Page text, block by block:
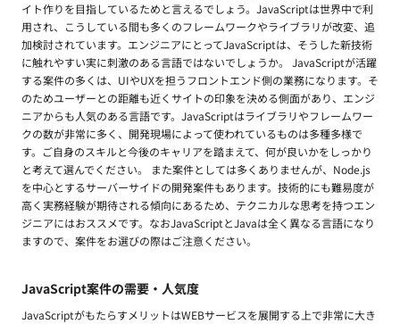
イト作りを目指しているためと言えるでしょう。JavaScriptは世界中で利
用され、こうしている間も多くのフレームワークやライブラリが改変、追
加検討されています。エンジニアにとってJavaScriptは、そうした新技術
に触れやすい実に刺激のある言語ではないでしょうか。 JavaScriptが活躍
する案件の多くは、UIやUXを担うフロントエンド側の業務になります。そ
のためユーザーとの距離も近くサイトの印象を決める側面があり、エンジ
ニアからも人気のある言語です。JavaScriptはライブラリやフレームワー
クの数が非常に多く、開発現場によって使われているものは多種多様で
す。ご自身のスキルと今後のキャリアを踏まえて、何が良いかをしっかり
と考えて選んでください。 また案件としては多くありませんが、Node.js
を中心とするサーバーサイドの開発案件もあります。技術的にも難易度が
高く実務経験が期待される傾向にあるため、テクニカルな思考を持つエン
ジニアにはおススメです。なおJavaScriptとJavaは全く異なる言語になり
ますので、案件をお選びの際はご注意ください。
JavaScript案件の需要・人気度
JavaScriptがもたらすメリットはWEBサービスを展開する上で非常に大き